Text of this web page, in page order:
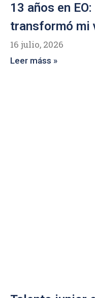
13 años en
transformó mi
16 julio, 2026
Leer máss »